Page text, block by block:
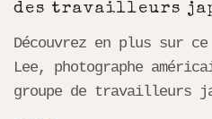
des travailleurs
Découvrez en plus sur
Lee, photographe
groupe de travailleurs